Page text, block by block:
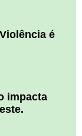
é
impacta